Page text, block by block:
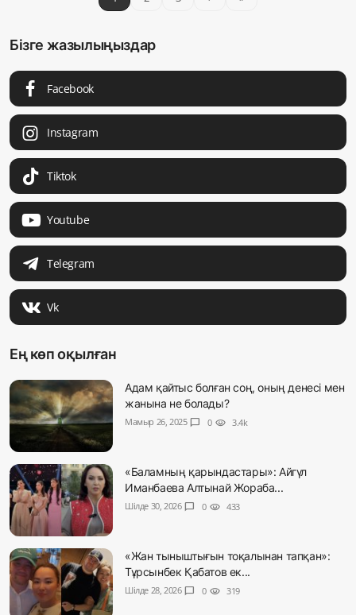
Бізге жазылыңыздар
Facebook
Instagram
Tiktok
Youtube
Telegram
Vk
Ең көп оқылған
Адам қайтыс болған соң, оның денесі мен
жанына не болады?
Мамыр 26, 2025 chat_bubble 0 visibility 3.4k
«Баламның қарындастары»: Айгүл
Иманбаева Алтынай Жораба...
Шілде 30, 2026 chat_bubble 0 visibility 433
«Жан тыныштығын тоқалынан тапқан»:
Тұрсынбек Қабатов ек...
Шілде 28, 2026 chat_bubble 0 visibility 319